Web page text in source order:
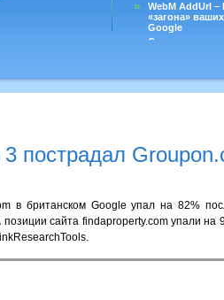
WebM AddUrl
«загона»
Google
Существует
пострадал
в британском Google упал на 82%
сайта findaproperty.com упали на